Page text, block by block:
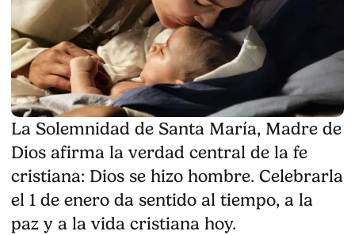
La Solemnidad de Santa María, Madre de
Dios afirma la verdad central de la fe
cristiana: Dios se hizo hombre. Celebrarla
el 1 de enero da sentido al tiempo, a la
paz y a la vida cristiana hoy.